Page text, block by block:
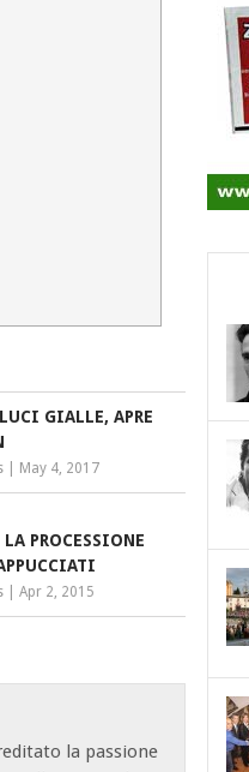
GIALLE, APRE
May 4, 2017
PROCESSIONE
|Apr 2, 2015
la passione